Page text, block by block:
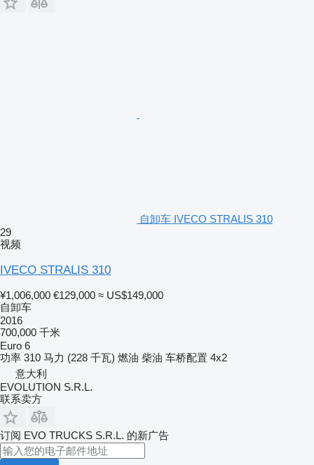
自卸车 IVECO STRALIS 310
29
视频
IVECO STRALIS 310
¥1,006,000 €129,000 ≈ US$149,000
自卸车
2016
700,000 千米
Euro 6
功率 310 马力 (228 千瓦) 燃油 柴油 车桥配置 4x2
意大利
EVOLUTION S.R.L.
联系卖方
订阅 EVO TRUCKS S.R.L. 的新广告